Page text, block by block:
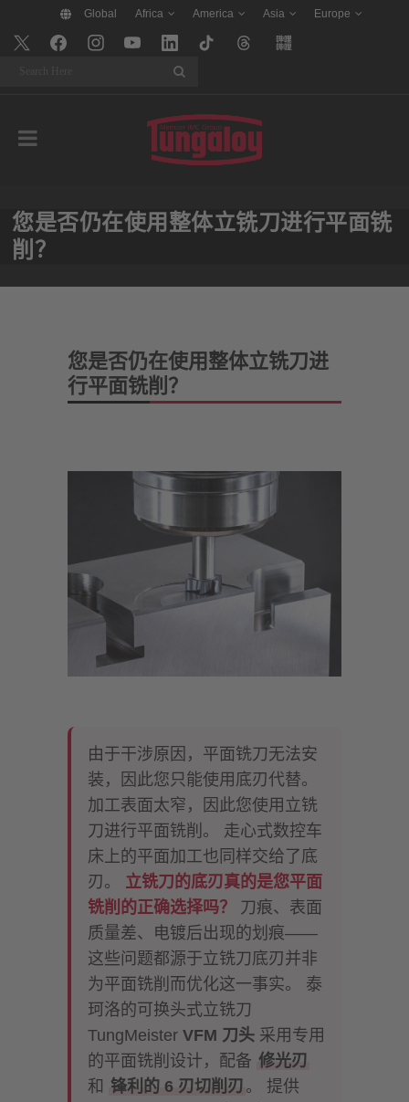
Global Africa America Asia Europe
您是否仍在使用整体立铣刀进行平面铣
削？
您是否仍在使用整体立铣刀进
行平面铣削？
由于干涉原因，平面铣刀无法安
装，因此您只能使用底刃代替。
加工表面太窄，因此您使用立铣
刀进行平面铣削。 走心式数控车
床上的平面加工也同样交给了底
刃。 立铣刀的底刃真的是您平面
铣削的正确选择吗？
刀痕、表面
质量差、电镀后出现的划痕——
这些问题都源于立铣刀底刃并非
为平面铣削而优化这一事实。 泰
珂洛的可换头式立铣刀
TungMeister VFM 刀头 采用专用
的平面铣削设计，配备 修光刃
和 锋利的 6 刃切削刃 。 提供